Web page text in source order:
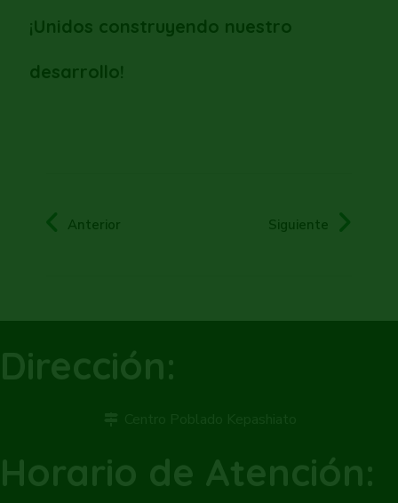
¡Unidos construyendo nuestro
desarrollo!
Anterior Siguiente
Dirección:
Horario de Atención: